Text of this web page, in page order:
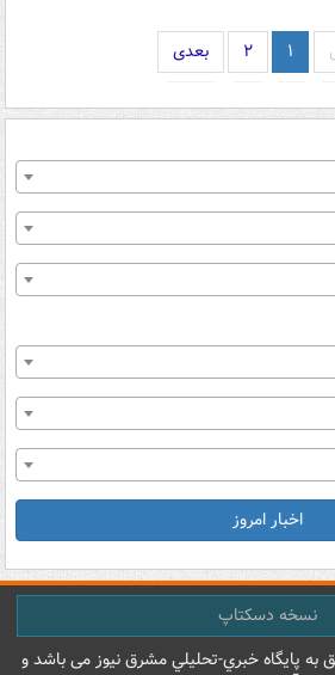
۱ ۲ بعدی
اخبار امروز
نسخه دسکتاپ
پایگاه خبري-تحليلي مشرق نيوز می باشد و